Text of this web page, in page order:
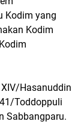
Kodim yang
Kodim
Hasanuddin
Toddoppuli
Sabbangparu.